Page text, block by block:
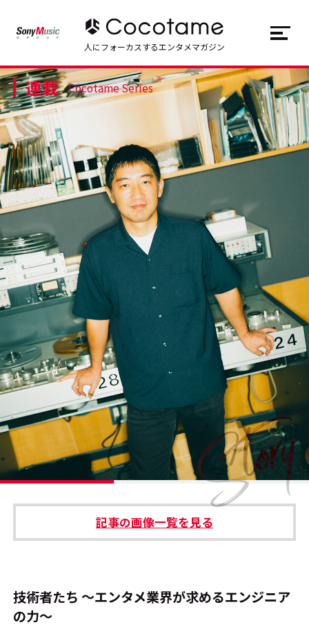
トップ Top
記事一覧
連載一覧 Series
Cocotameとは About
#エンタメ業界のちょっといい話
#サステナブルな取り組み #スタッフが語る
#リクルート
運営会社 プライバシーポリシー
本サイトご利用にあたって Cookie Settings
JP EN
人にフォーカスするエンタメマガジン
連載 Cocotame Series
記事の画像一覧を見る
技術者たち ～エンタメ業界が求めるエンジニア
の力～